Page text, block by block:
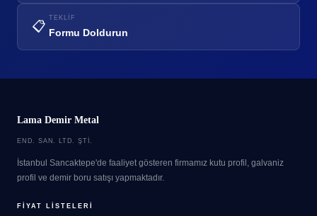
📋
TEKLIF
Formu Doldurun
Lama Demir Metal
END. SAN. LTD. ŞTI.
İstanbul Sancaktepe'de faaliyet gösteren firmamız kutu profil, galvaniz
profil ve demir boru satışı yapmaktadır.
FIYAT LISTELERI